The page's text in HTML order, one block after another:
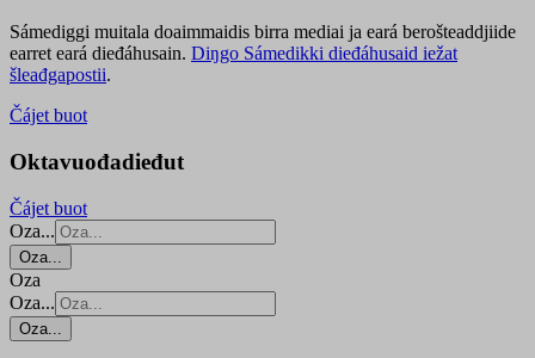
Sámediggi muitala doaimmaidis birra mediai ja eará berošteaddjiide
earret eará dieđáhusain. Diŋgo Sámedikki dieđáhusaid iežat
šleađgapostii.
Čájet buot
Oktavuođadieđut
Čájet buot
Oza...
Oza...
Oza
Oza...
Oza...